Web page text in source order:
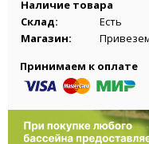
Наличие товара
Склад:
Есть
Магазин:
Принимаем к оплате